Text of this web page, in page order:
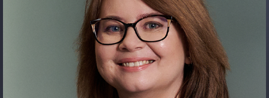
Notre cabinet
Gide Pro Bono et RSE
Blog Real Estate